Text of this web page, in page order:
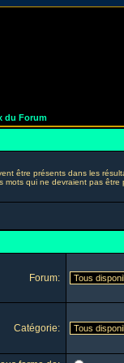
du Forum
être présents dans les
mots qui ne devraient pas
Forum:
Catégorie: